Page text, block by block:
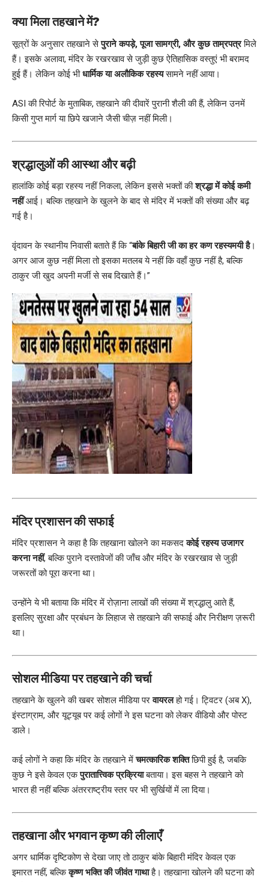
क्या मिला तहखाने में?
सूत्रों के अनुसार तहखाने सेपुराने कपड़े, पूजा सामग्री, और कुछ ताम्रपत्रमिले
हैं। इसके अलावा, मंदिर के रखरखाव से जुड़ी कुछ ऐतिहासिक वस्तुएं भी बरामद
हुई हैं। लेकिन कोई भीधार्मिक या अलौकिक रहस्यसामने नहीं आया।
ASI की रिपोर्ट के मुताबिक, तहखाने की दीवारें पुरानी शैली की हैं, लेकिन उनमें
किसी गुप्त मार्ग या छिपे खजाने जैसी चीज़ नहीं मिली।
श्रद्धालुओं की आस्था और बढ़ी
हालांकि कोई बड़ा रहस्य नहीं निकला, लेकिन इससे भक्तों कीश्रद्धा में कोई कमी
नहींआई। बल्कि तहखाने के खुलने के बाद से मंदिर में भक्तों की संख्या और बढ़
गई है।
वृंदावन के स्थानीय निवासी बताते हैं कि “बांके बिहारी जी का हर कण रहस्यमयी है।
अगर आज कुछ नहीं मिला तो इसका मतलब ये नहीं कि वहाँ कुछ नहीं है, बल्कि
ठाकुर जी खुद अपनी मर्जी से सब दिखाते हैं।”
मंदिर प्रशासन की सफाई
मंदिर प्रशासन ने कहा है कि तहखाना खोलने का मकसदकोई रहस्य उजागर
करना नहीं, बल्कि पुराने दस्तावेजों की जाँच और मंदिर के रखरखाव से जुड़ी
जरूरतों को पूरा करना था।
उन्होंने ये भी बताया कि मंदिर में रोज़ाना लाखों की संख्या में श्रद्धालु आते हैं,
इसलिए सुरक्षा और प्रबंधन के लिहाज से तहखाने की सफाई और निरीक्षण ज़रूरी
था।
सोशल मीडिया पर तहखाने की चर्चा
तहखाने के खुलने की खबर सोशल मीडिया परवायरलहो गई। ट्विटर (अब X),
इंस्टाग्राम, और यूट्यूब पर कई लोगों ने इस घटना को लेकर वीडियो और पोस्ट
डाले।
कई लोगों ने कहा कि मंदिर के तहखाने मेंचमत्कारिक शक्तिछिपी हुई है, जबकि
कुछ ने इसे केवल एकपुरातात्त्विक प्रक्रियाबताया। इस बहस ने तहखाने को
भारत ही नहीं बल्कि अंतरराष्ट्रीय स्तर पर भी सुर्खियों में ला दिया।
तहखाना और भगवान कृष्ण की लीलाएँ
अगर धार्मिक दृष्टिकोण से देखा जाए तो ठाकुर बांके बिहारी मंदिर केवल एक
इमारत नहीं, बल्किकृष्ण भक्ति की जीवंत गाथाहै। तहखाना खोलने की घटना को